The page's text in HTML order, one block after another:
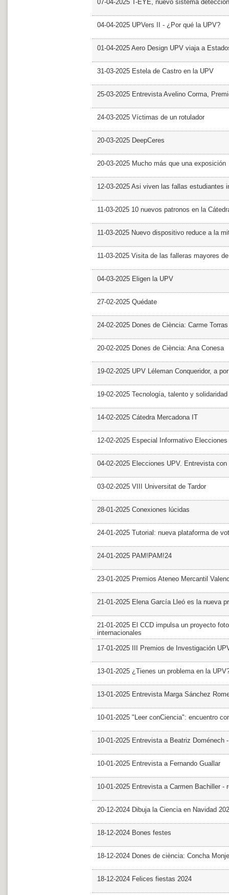
07-04-2025 T-EYE, nuevo sistema
04-04-2025 UPVers II - ¿Por qué la UPV?
01-04-2025 Aero Design UPV viaja a
31-03-2025 Estela de Castro en la UPV
25-03-2025 Entrevista Avelino Corma,
24-03-2025 Víctimas de un rotulador
20-03-2025 DeepCeres
20-03-2025 Mucho más que una exposición
12-03-2025 Asi viven las fallas estudiantes
11-03-2025 10 nuevos patronos en la
11-03-2025 Nuevo dispositivo reduce a la
11-03-2025 Visita de las falleras mayores
04-03-2025 Eligen la UPV
27-02-2025 Quédate
24-02-2025 Dones de Ciència: Carme Torras
20-02-2025 Dones de Ciència: Ana Conesa
19-02-2025 UPV Léleman Conqueridor, a
19-02-2025 Tecnología, talento y
14-02-2025 Cátedra Mercadona IT
12-02-2025 Especial Informativo Elecciones
04-02-2025 Elecciones UPV. Entrevista con
03-02-2025 VIII Universitat de Tardor
28-01-2025 Conexiones lúcidas
24-01-2025 Tutorial: nueva plataforma de
24-01-2025 PAM!PAM!24
23-01-2025 Premios Ateneo Mercantil
21-01-2025 Elena García Lleó es la nueva
21-01-2025 El CCD impulsa un proyecto
internacionales
17-01-2025 III Premios de Investigación
13-01-2025 ¿Tienes un problema en la
13-01-2025 Entrevista Marga Sánchez
10-01-2025 "Leer conCiencia": encuentro
10-01-2025 Entrevista a Beatriz Doménech
10-01-2025 Entrevista a Fernando Guallar
10-01-2025 Entrevista a Carmen Bachiller -
20-12-2024 Dibuja la Ciencia en Navidad
18-12-2024 Bones festes
18-12-2024 Dones de ciència: Concha Monje
18-12-2024 Felices fiestas 2024